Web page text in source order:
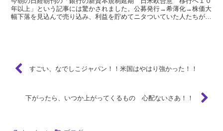
年以上」という記事には驚かされました。公募発行→希薄化→株価大
幅下落を見込んで売り込み、利益を貯めてニタついていた人たちが、
すごい、なでしこジャパン！！米国はやはり強かった！！
下がったら、いつか上がってくるもの 心配ないさあ！！